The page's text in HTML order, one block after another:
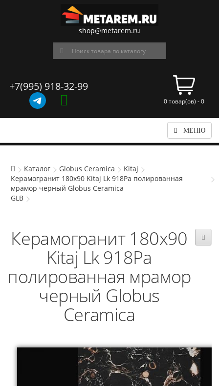
shop@metarem.ru
+7(995) 918-32-99
0 товар(ов) - 0
МЕНЮ
Каталог Globus Ceramica
Kitaj
Керамогранит 180x90 Kitaj Lk 918Pa полированная
мрамор черный Globus Ceramica
GLB
Керамогранит 180x90
Kitaj Lk 918Pa
полированная мрамор
черный Globus
Ceramica